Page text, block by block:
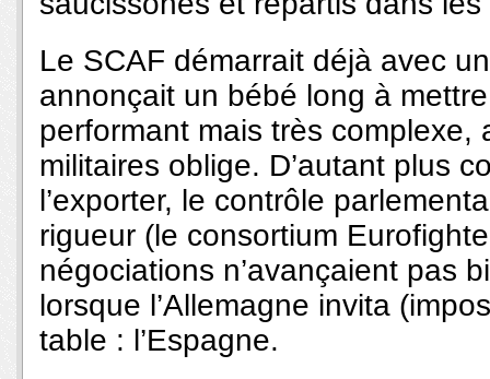
Le SCAF démarrait déjà avec
annonçait un bébé long à
performant mais très complexe,
militaires oblige. D’autant plus
l’exporter, le contrôle
rigueur (le consortium
négociations n’avançaient pas
lorsque l’Allemagne invita
table : l’Espagne.